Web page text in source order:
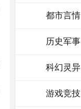
都市言情
历史军事
科幻灵异
游戏竞技